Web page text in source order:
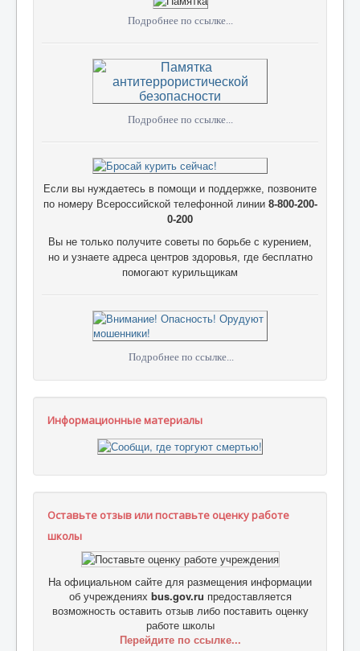
Подробнее по ссылке...
Подробнее по ссылке...
Если вы нуждаетесь в помощи и поддержке, позвоните
по номеру Всероссийской телефонной линии 8-800-200-
0-200
Вы не только получите советы по борьбе с курением,
но и узнаете адреса центров здоровья, где бесплатно
помогают курильщикам
Подробнее по ссылке...
Информационные материалы
Оставьте отзыв или поставьте оценку работе
школы
На официальном сайте для размещения информации
об учреждениях bus.gov.ru предоставляется
возможность оставить отзыв либо поставить оценку
работе школы
Перейдите по ссылке...